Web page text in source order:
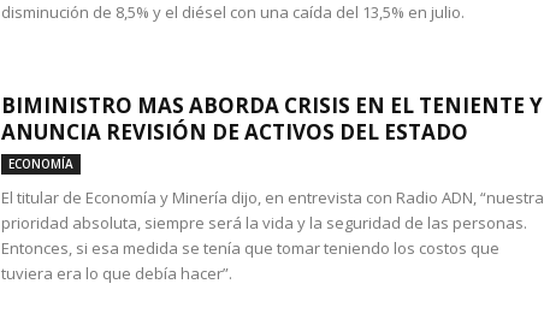
disminución de 8,5% y el diésel con una caída del 13,5% en julio.
BIMINISTRO MAS ABORDA CRISIS EN EL TENIENTE Y
ANUNCIA REVISIÓN DE ACTIVOS DEL ESTADO
ECONOMÍA
El titular de Economía y Minería dijo, en entrevista con Radio ADN, “nuestra
prioridad absoluta, siempre será la vida y la seguridad de las personas.
Entonces, si esa medida se tenía que tomar teniendo los costos que
tuviera era lo que debía hacer”.